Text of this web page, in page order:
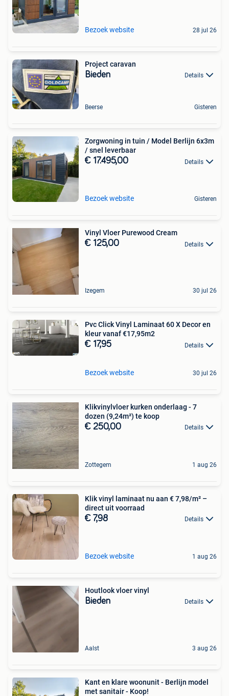
Bezoek website 28 jul 26
Project caravan
Bieden Details
Beerse Gisteren
Zorgwoning in tuin / Model Berlijn 6x3m
/ snel leverbaar
€ 17.495,00 Details
Bezoek website Gisteren
Vinyl Vloer Purewood Cream
€ 125,00 Details
Izegem 30 jul 26
Pvc Click Vinyl Laminaat 60 X Decor en
kleur vanaf €17,95m2
€ 17,95 Details
Bezoek website 30 jul 26
Klikvinylvloer kurken onderlaag - 7
dozen (9,24m²) te koop
€ 250,00 Details
Zottegem 1 aug 26
Klik vinyl laminaat nu aan € 7,98/m² –
direct uit voorraad
€ 7,98 Details
Bezoek website 1 aug 26
Houtlook vloer vinyl
Bieden Details
Aalst 3 aug 26
Kant en klare woonunit - Berlijn model
met sanitair - Koop!